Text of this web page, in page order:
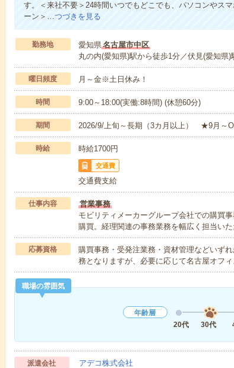
す。＜来社不要＞24時間いつでもどこでも、パソコンやス
ーン＞…つづきを見る
勤務地 愛知県名古屋市中区
丸の内(愛知県)駅から徒歩1分／伏見(愛知県
曜日頻度 月～金※土日休み！
時間 9:00～18:00(実働:8時間) (休憩60分)
期間 2026/9/上旬～長期（3カ月以上） ★9月～
時給 時給1700円
交通費
交通費支給
仕事内容
営業事務
モビリティメーカーグループ会社での購買
購買。経理関連の事務業務を幅広く担当い
応募資格
購買事務・受発注業務・資材管理などいず
務となりますが、必要に応じて名古屋オフ
職場の雰囲気
年齢層
20代
30代
派遣会社 アデコ株式会社